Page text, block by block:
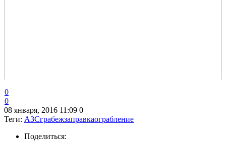
0
0
08 января, 2016 11:09 0
Теги: АЗСграбежзаправкаограбление
Поделиться: